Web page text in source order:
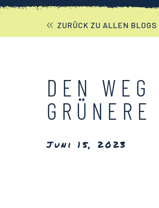
ZURÜCK ZU ALLEN BLOGS
DEN
Juni 15, 2023